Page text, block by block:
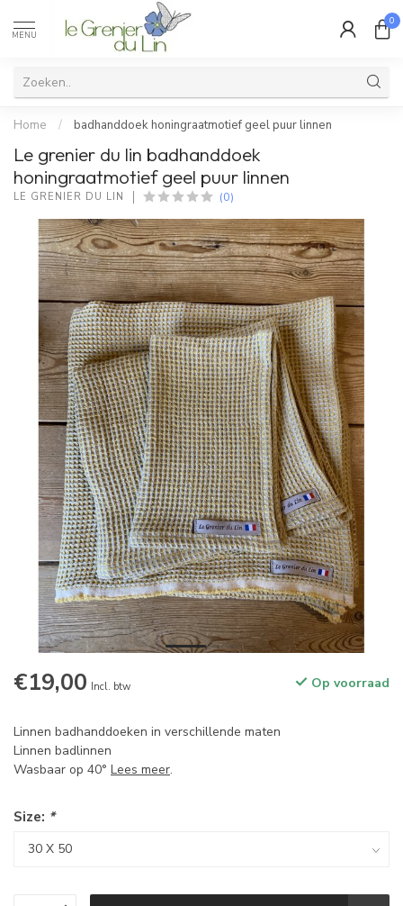
MENU
0
Home / badhanddoek honingraatmotief geel puur linnen
Le grenier du lin badhanddoek
honingraatmotief geel puur linnen
LE GRENIER DU LIN (0)
€19,00 Incl. btw Op voorraad
Linnen badhanddoeken in verschillende maten
Linnen badlinnen
Wasbaar op 40° Lees meer.
Size: *